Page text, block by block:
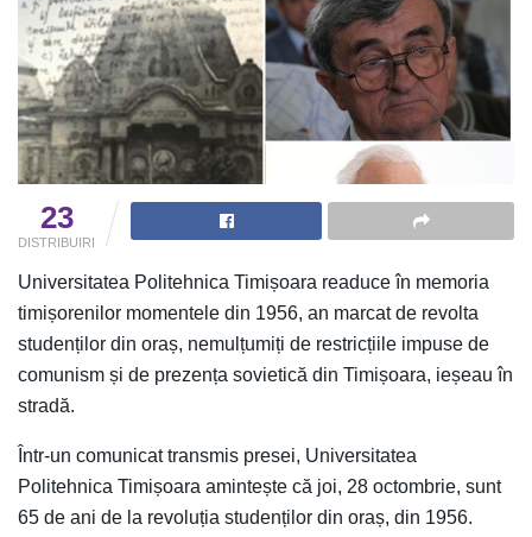
23
DISTRIBUIRI
Universitatea Politehnica Timișoara readuce în memoria
timișorenilor momentele din 1956, an marcat de revolta
studenților din oraș, nemulțumiți de restricțiile impuse de
comunism și de prezența sovietică din Timișoara, ieșeau în
stradă.
Într-un comunicat transmis presei, Universitatea
Politehnica Timișoara amintește că joi, 28 octombrie, sunt
65 de ani de la revoluția studenților din oraș, din 1956.